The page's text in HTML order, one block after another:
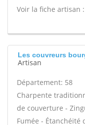
Voir la fiche artisan :
Les couvreurs
Artisan
Département: 58
Charpente
de couverture -
Fumée - Étanchéité